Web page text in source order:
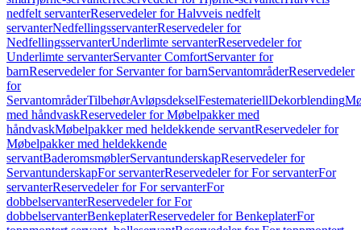
nedfelt servanterReservedeler for Halvveis nedfelt
servanterNedfellingsservanterReservedeler for
NedfellingsservanterUnderlimte servanterReservedeler for
Underlimte servanterServanter ComfortServanter for
barnReservedeler for Servanter for barnServantområderReservedeler
for
ServantområderTilbehørAvløpsdekselFestemateriellDekorblending
med håndvaskReservedeler for Møbelpakker med
håndvaskMøbelpakker med heldekkende servantReservedeler for
Møbelpakker med heldekkende
servantBaderomsmøblerServantunderskapReservedeler for
ServantunderskapFor servanterReservedeler for For servanterFor
servanterReservedeler for For servanterFor
dobbelservanterReservedeler for For
dobbelservanterBenkeplaterReservedeler for BenkeplaterFor